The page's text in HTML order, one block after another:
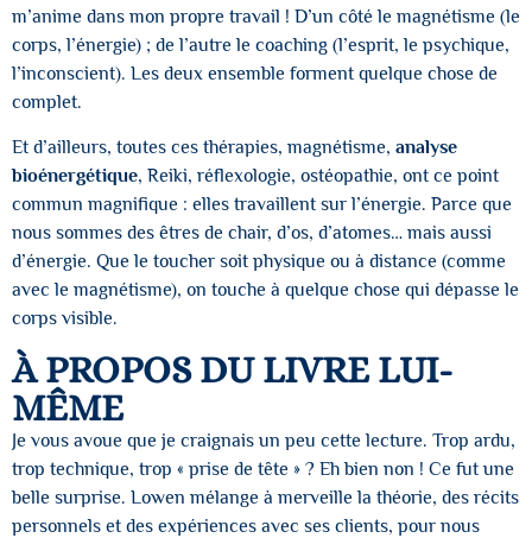
m’anime dans mon propre travail ! D’un côté le magnétisme (le
corps, l’énergie) ; de l’autre le coaching (l’esprit, le psychique,
l’inconscient). Les deux ensemble forment quelque chose de
complet.
Et d’ailleurs, toutes ces thérapies, magnétisme, analyse
bioénergétique, Reiki, réflexologie, ostéopathie, ont ce point
commun magnifique : elles travaillent sur l’énergie. Parce que
nous sommes des êtres de chair, d’os, d’atomes… mais aussi
d’énergie. Que le toucher soit physique ou à distance (comme
avec le magnétisme), on touche à quelque chose qui dépasse le
corps visible.
À PROPOS DU LIVRE LUI-
MÊME
Je vous avoue que je craignais un peu cette lecture. Trop ardu,
trop technique, trop « prise de tête » ? Eh bien non ! Ce fut une
belle surprise. Lowen mélange à merveille la théorie, des récits
personnels et des expériences avec ses clients, pour nous